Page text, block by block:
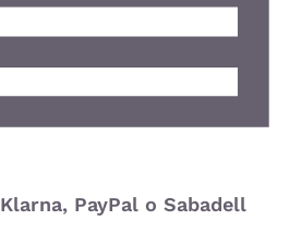
Klarna, PayPal o Sabadell